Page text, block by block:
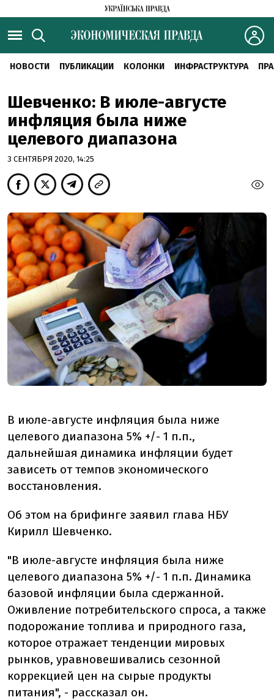
НОВОСТИ ПУБЛИКАЦИИ КОЛОНКИ ИНФРАСТРУКТУРА
Шевченко: В июле-августе
инфляция была ниже
целевого диапазона
3 СЕНТЯБРЯ 2020, 14:25
В июле-августе инфляция была ниже
целевого диапазона 5% +/- 1 п.п.,
дальнейшая динамика инфляции будет
зависеть от темпов экономического
восстановления.
Об этом на брифинге заявил глава НБУ
Кирилл Шевченко.
"В июле-августе инфляция была ниже
целевого диапазона 5% +/- 1 п.п. Динамика
базовой инфляции была сдержанной.
Оживление потребительского спроса, а также
подорожание топлива и природного газа,
которое отражает тенденции мировых
рынков, уравновешивались сезонной
коррекцией цен на сырые продукты
питания", - рассказал он.